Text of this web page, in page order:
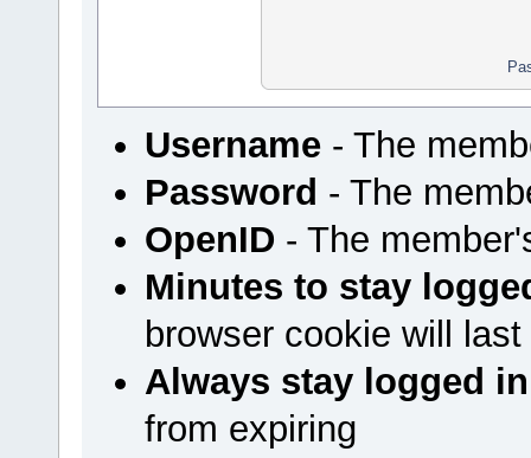
Username- The
Password - The
OpenID - The
Minutes to stay
browser cookie will
Always stay logged in
from expiring